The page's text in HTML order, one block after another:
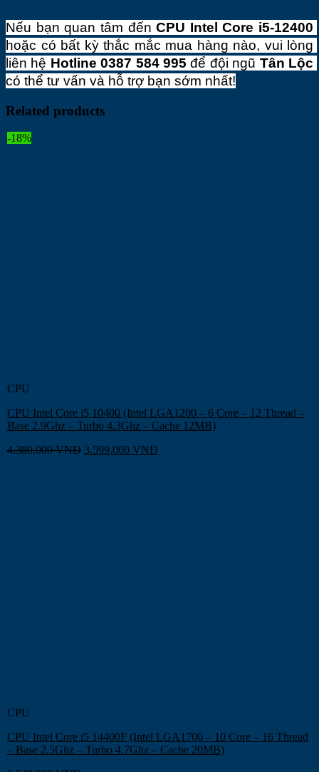
Nếu bạn quan tâm đến CPU Intel Core i5-12400
hoặc có bất kỳ thắc mắc mua hàng nào, vui lòng
liên hệ Hotline 0387 584 995 để đội ngũ Tân Lộc
có thể tư vấn và hỗ trợ bạn sớm nhất!
Related products
-18%
CPU
CPU Intel Core i5 10400 (Intel LGA1200 – 6 Core – 12 Thread –
Base 2.9Ghz – Turbo 4.3Ghz – Cache 12MB)
4.380.000VNĐ 3.599.000 VNĐ
CPU
CPU Intel Core i5 14400F (Intel LGA1700 – 10 Core – 16 Thread
– Base 2.5Ghz – Turbo 4.7Ghz – Cache 20MB)